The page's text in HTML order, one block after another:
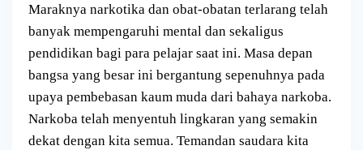
Maraknya narkotika dan obat-obatan terlarang telah
banyak mempengaruhi mental dan sekaligus
pendidikan bagi para pelajar saat ini. Masa depan
bangsa yang besar ini bergantung sepenuhnya pada
upaya pembebasan kaum muda dari bahaya narkoba.
Narkoba telah menyentuh lingkaran yang semakin
dekat dengan kita semua. Temandan saudara kita